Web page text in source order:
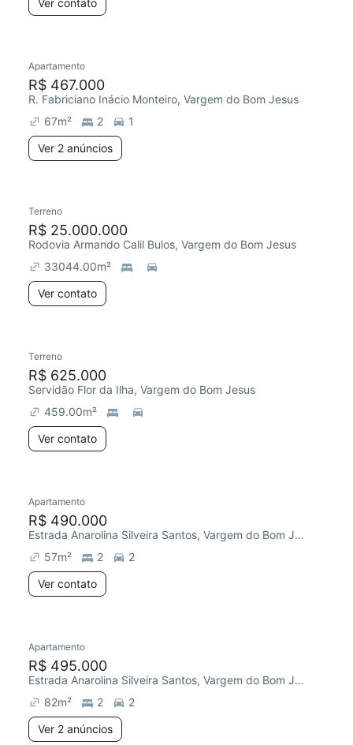
Ver contato
Apartamento
R$ 467.000
R. Fabriciano Inácio Monteiro, Vargem do Bom Jesus
67m² 2
1
Ver 2 anúncios
Terreno
R$ 25.000.000
Rodovia Armando Calil Bulos, Vargem do Bom Jesus
33044.00m²
Ver contato
Terreno
R$ 625.000
Servidão Flor da Ilha, Vargem do Bom Jesus
459.00m²
Ver contato
Apartamento
R$ 490.000
Estrada Anarolina Silveira Santos, Vargem do Bom Jesus
57m² 2
2
Ver contato
Apartamento
R$ 495.000
Estrada Anarolina Silveira Santos, Vargem do Bom Jesus
82m² 2
2
Ver 2 anúncios